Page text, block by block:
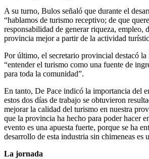
A su turno, Bulos señaló que durante el
“hablamos de turismo receptivo; de que
responsabilidad de generar riqueza, empleo,
provincia mejor a partir de la actividad
Por último, el secretario provincial destacó la
“entender el turismo como una fuente de
para toda la comunidad”.
En tanto, De Pace indicó la importancia del
estos dos días de trabajo se obtuvieron
mejorar la calidad del turismo en nuestra
que la provincia ha hecho para poder hacer
evento es una apuesta fuerte, porque se ha
desarrollo de esta industria sin chimeneas es
La jornada